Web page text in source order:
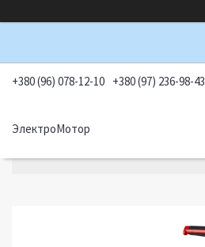
+380 (96) 078-12-10 +380 (97) 236-98-43
ЭлектроМотор